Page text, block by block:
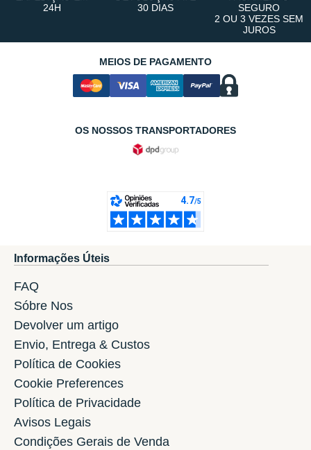
24H
30 DIAS
SEGURO
2 OU 3 VEZES SEM
JUROS
MEIOS DE PAGAMENTO
OS NOSSOS TRANSPORTADORES
Informações Úteis
FAQ
Sóbre Nos
Devolver um artigo
Envio, Entrega & Custos
Política de Cookies
Cookie Preferences
Política de Privacidade
Avisos Legais
Condições Gerais de Venda